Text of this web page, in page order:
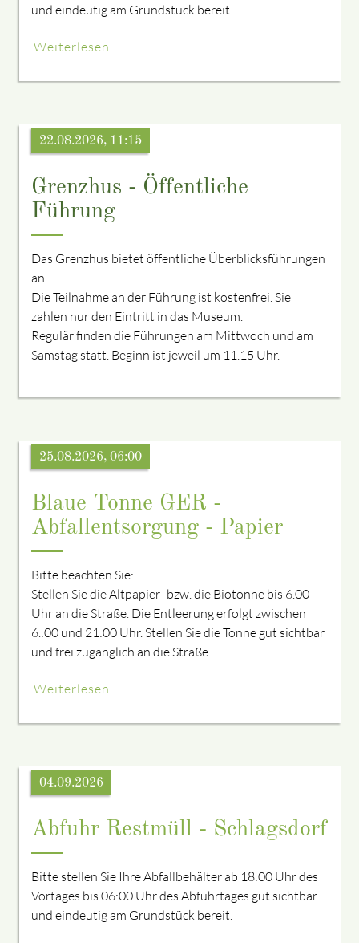
und eindeutig am Grundstück bereit.
Weiterlesen …
Grenzhus - Öffentliche
Führung
22.08.2026, 11:15
Das Grenzhus bietet öffentliche Überblicksführungen
an.
Die Teilnahme an der Führung ist kostenfrei. Sie
zahlen nur den Eintritt in das Museum.
Regulär finden die Führungen am Mittwoch und am
Samstag statt. Beginn ist jeweil um 11.15 Uhr.
Blaue Tonne GER -
Abfallentsorgung - Papier
25.08.2026, 06:00
Bitte beachten Sie:
Stellen Sie die Altpapier- bzw. die Biotonne bis 6.00
Uhr an die Straße. Die Entleerung erfolgt zwischen
6.:00 und 21:00 Uhr. Stellen Sie die Tonne gut sichtbar
und frei zugänglich an die Straße.
Weiterlesen …
Abfuhr Restmüll - Schlagsdorf
04.09.2026
Bitte stellen Sie Ihre Abfallbehälter ab 18:00 Uhr des
Vortages bis 06:00 Uhr des Abfuhrtages gut sichtbar
und eindeutig am Grundstück bereit.